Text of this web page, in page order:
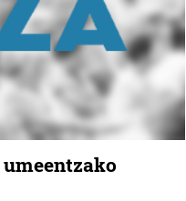
umeentzako